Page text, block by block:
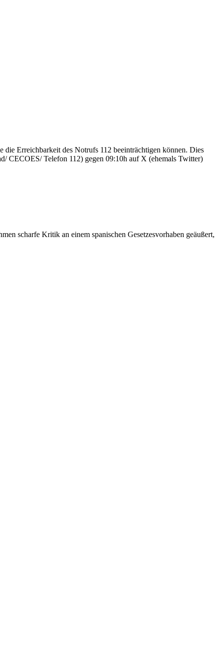
Erreichbarkeit des Notrufs 112 beeinträchtigen können. Dies
CECOES/ Telefon 112) gegen 09:10h auf X (ehemals Twitter)
scharfe Kritik an einem spanischen Gesetzesvorhaben geäußert,